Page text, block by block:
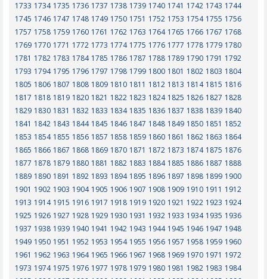
1733 1734 1735 1736 1737 1738 1739 1740 1741 1742 1743 1744
1745 1746 1747 1748 1749 1750 1751 1752 1753 1754 1755 1756
1757 1758 1759 1760 1761 1762 1763 1764 1765 1766 1767 1768
1769 1770 1771 1772 1773 1774 1775 1776 1777 1778 1779 1780
1781 1782 1783 1784 1785 1786 1787 1788 1789 1790 1791 1792
1793 1794 1795 1796 1797 1798 1799 1800 1801 1802 1803 1804
1805 1806 1807 1808 1809 1810 1811 1812 1813 1814 1815 1816
1817 1818 1819 1820 1821 1822 1823 1824 1825 1826 1827 1828
1829 1830 1831 1832 1833 1834 1835 1836 1837 1838 1839 1840
1841 1842 1843 1844 1845 1846 1847 1848 1849 1850 1851 1852
1853 1854 1855 1856 1857 1858 1859 1860 1861 1862 1863 1864
1865 1866 1867 1868 1869 1870 1871 1872 1873 1874 1875 1876
1877 1878 1879 1880 1881 1882 1883 1884 1885 1886 1887 1888
1889 1890 1891 1892 1893 1894 1895 1896 1897 1898 1899 1900
1901 1902 1903 1904 1905 1906 1907 1908 1909 1910 1911 1912
1913 1914 1915 1916 1917 1918 1919 1920 1921 1922 1923 1924
1925 1926 1927 1928 1929 1930 1931 1932 1933 1934 1935 1936
1937 1938 1939 1940 1941 1942 1943 1944 1945 1946 1947 1948
1949 1950 1951 1952 1953 1954 1955 1956 1957 1958 1959 1960
1961 1962 1963 1964 1965 1966 1967 1968 1969 1970 1971 1972
1973 1974 1975 1976 1977 1978 1979 1980 1981 1982 1983 1984